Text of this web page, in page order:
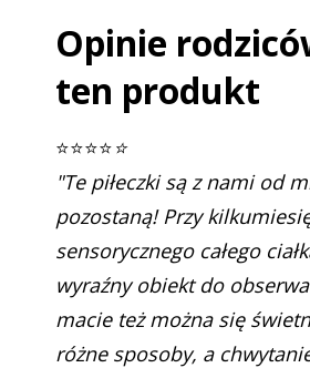
Opinie
ten produkt
⭐⭐⭐⭐⭐
"Te piłeczki są z nami od
pozostaną! Przy
sensorycznego całego
wyraźny obiekt do
macie też można się
różne sposoby, a